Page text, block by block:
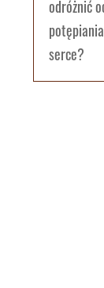
odróżnić
serce?